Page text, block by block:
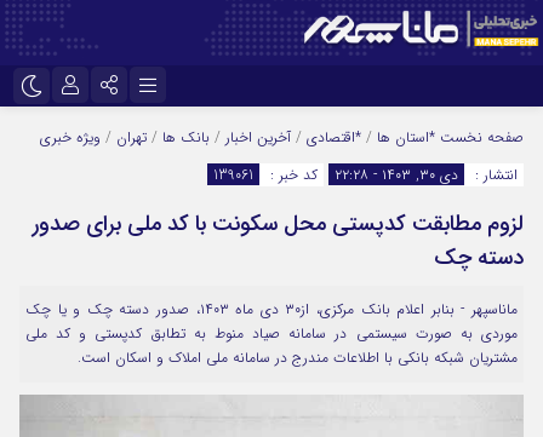
اینستاگرام
تلگرام
سروش
ایتا
آپارات
نام کاربری یا نشانی ایمیل
رمز عبور
مرا به خاطر بسپار
صفحه نخست *استان ها / *اقتصادی / آخرین اخبار / بانک ها / تهران / ویژه خبری
انتشار :
دی ۳۰, ۱۴۰۳ - ۲۲:۲۸ کد خبر : 139061
لزوم مطابقت کدپستی محل سکونت با کد ملی برای صدور
دسته چک
ماناسپهر - بنابر اعلام بانک مرکزی، از۳۰ دی ماه ۱۴۰۳، صدور دسته چک و یا چک
موردی به صورت سیستمی در سامانه صیاد منوط به تطابق کدپستی و کد ملی
مشتریان شبکه بانکی با اطلاعات مندرج در سامانه ملی املاک و اسکان است.